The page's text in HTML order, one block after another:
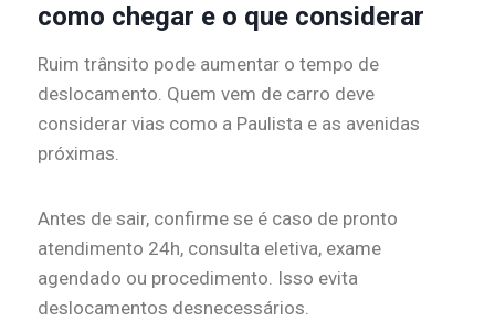
como chegar e o que considerar
Ruim trânsito pode aumentar o tempo de
deslocamento. Quem vem de carro deve
considerar vias como a Paulista e as avenidas
próximas.
Antes de sair, confirme se é caso de pronto
atendimento 24h, consulta eletiva, exame
agendado ou procedimento. Isso evita
deslocamentos desnecessários.